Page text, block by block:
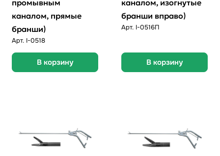
промывным
каналом, прямые
бранши)
Арт. I-0518
В корзину
каналом, изогнутые
бранши вправо)
Арт. I-0516П
В корзину